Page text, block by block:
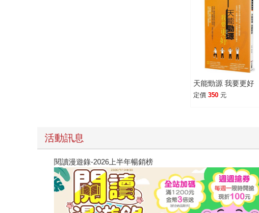
天能勁源 我要更好
定價 350 元
活動訊息
閱讀漫遊錄-2026上半年暢銷榜